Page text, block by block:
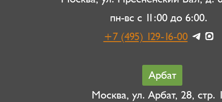
пн-вс с 11:00 до 6:00.
+7 (495) 129-16-00
Арбат
Москва, ул. Арбат, 28, стр.